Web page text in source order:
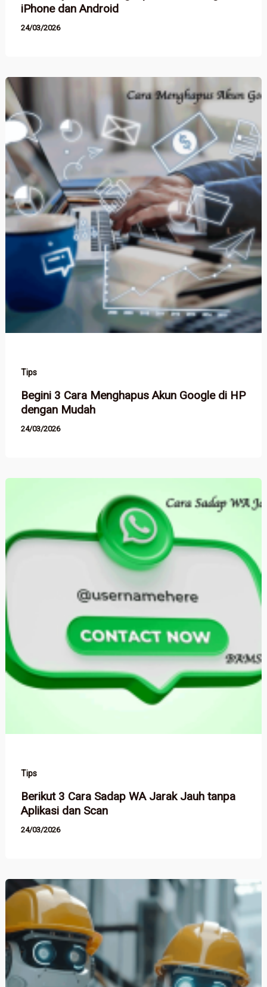
iPhone dan Android
24/03/2026
Tips
Begini 3 Cara Menghapus Akun Google di HP
dengan Mudah
24/03/2026
Tips
Berikut 3 Cara Sadap WA Jarak Jauh tanpa
Aplikasi dan Scan
24/03/2026